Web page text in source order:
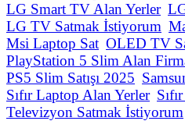
LG Smart TV Alan Yerler
LG TV Satmak İstiyorum
Msi Laptop Sat OLED TV
PlayStation 5 Slim Alan
PS5 Slim Satışı 2025
Sıfır Laptop Alan Yerler
Televizyon Satmak İstiyorum